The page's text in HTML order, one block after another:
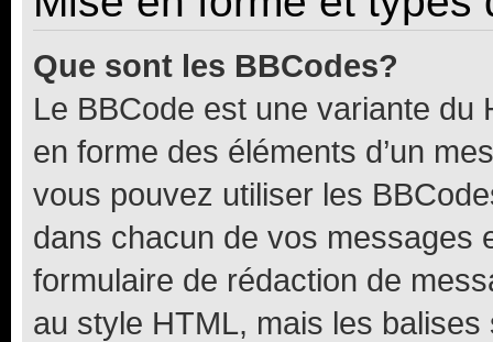
Que sont les BBCodes?
Le BBCode est une variante du
en forme des éléments d’un
vous pouvez utiliser les
dans chacun de vos messages
formulaire de rédaction de
au style HTML, mais les